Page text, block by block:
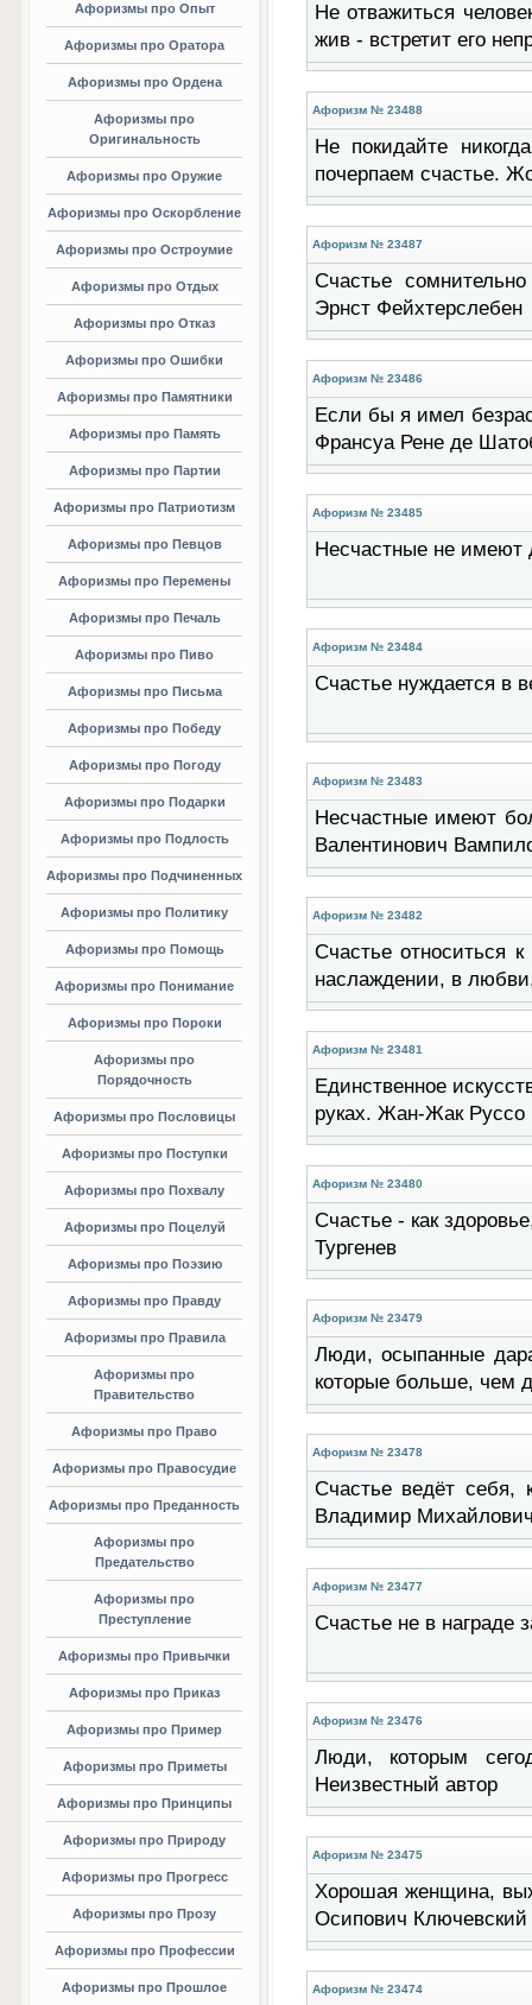
Афоризмы про Опыт
Афоризмы про Оратора
Афоризмы про Ордена
Афоризмы про
Оригинальность
Афоризмы про Оружие
Афоризмы про Оскорбление
Афоризмы про Остроумие
Афоризмы про Отдых
Афоризмы про Отказ
Афоризмы про Ошибки
Афоризмы про Памятники
Афоризмы про Память
Афоризмы про Партии
Афоризмы про Патриотизм
Афоризмы про Певцов
Афоризмы про Перемены
Афоризмы про Печаль
Афоризмы про Пиво
Афоризмы про Письма
Афоризмы про Победу
Афоризмы про Погоду
Афоризмы про Подарки
Афоризмы про Подлость
Афоризмы про Подчиненных
Афоризмы про Политику
Афоризмы про Помощь
Афоризмы про Понимание
Афоризмы про Пороки
Афоризмы про
Порядочность
Афоризмы про Пословицы
Афоризмы про Поступки
Афоризмы про Похвалу
Афоризмы про Поцелуй
Афоризмы про Поэзию
Афоризмы про Правду
Афоризмы про Правила
Афоризмы про
Правительство
Афоризмы про Право
Афоризмы про Правосудие
Афоризмы про Преданность
Афоризмы про
Предательство
Афоризмы про
Преступление
Афоризмы про Привычки
Афоризмы про Приказ
Афоризмы про Пример
Афоризмы про Приметы
Афоризмы про Принципы
Афоризмы про Природу
Афоризмы про Прогресс
Афоризмы про Прозу
Афоризмы про Профессии
Афоризмы про Прошлое
Не отважиться
жив - встретит его
Афоризм № 23488
Не покидайте
почерпаем счастье.
Афоризм № 23487
Счастье
Эрнст Фейхтерслебен
Афоризм № 23486
Если бы я имел
Франсуа Рене де
Афоризм № 23485
Несчастные не имеют
Афоризм № 23484
Счастье нуждается в
Афоризм № 23483
Несчастные имеют
Валентинович
Афоризм № 23482
Счастье относиться
наслаждении, в
Афоризм № 23481
Единственное
руках. Жан-Жак Руссо
Афоризм № 23480
Счастье - как
Тургенев
Афоризм № 23479
Люди, осыпанные
которые больше, чем
Афоризм № 23478
Счастье ведёт себя,
Владимир
Афоризм № 23477
Счастье не в награде
Афоризм № 23476
Люди, которым
Неизвестный автор
Афоризм № 23475
Хорошая женщина,
Осипович Ключевский
Афоризм № 23474